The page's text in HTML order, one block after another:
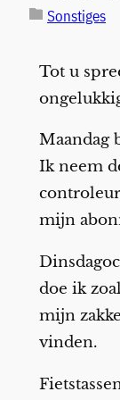
Sonstiges
Tot u
Maandag
Ik neem
mijn
doe ik
mijn
vinden.